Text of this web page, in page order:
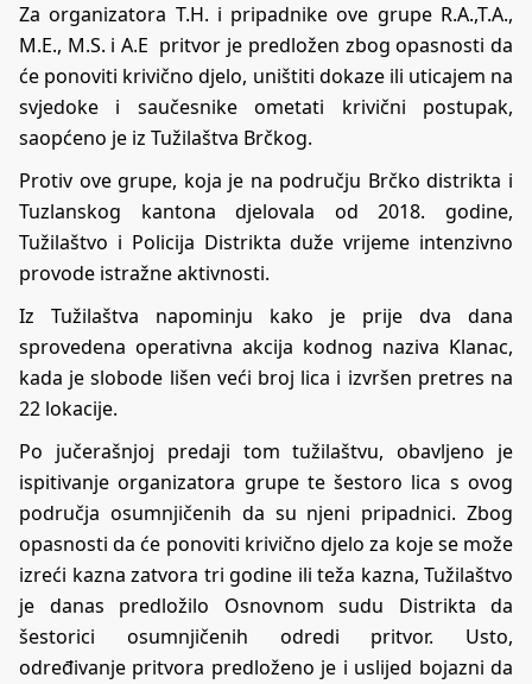
Za organizatora T.H. i pripadnike ove grupe R.A.,T.A.,
M.E., M.S. i A.E pritvor je predložen zbog opasnosti da
će ponoviti krivično djelo, uništiti dokaze ili uticajem na
svjedoke i saučesnike ometati krivični postupak,
saopćeno je iz Tužilaštva Brčkog.
Protiv ove grupe, koja je na području Brčko distrikta i
Tuzlanskog kantona djelovala od 2018. godine,
Tužilaštvo i Policija Distrikta duže vrijeme intenzivno
provode istražne aktivnosti.
Iz Tužilaštva napominju kako je prije dva dana
sprovedena operativna akcija kodnog naziva Klanac,
kada je slobode lišen veći broj lica i izvršen pretres na
22 lokacije.
Po jučerašnjoj predaji tom tužilaštvu, obavljeno je
ispitivanje organizatora grupe te šestoro lica s ovog
područja osumnjičenih da su njeni pripadnici. Zbog
opasnosti da će ponoviti krivično djelo za koje se može
izreći kazna zatvora tri godine ili teža kazna, Tužilaštvo
je danas predložilo Osnovnom sudu Distrikta da
šestorici osumnjičenih odredi pritvor. Usto,
određivanje pritvora predloženo je i uslijed bojazni da